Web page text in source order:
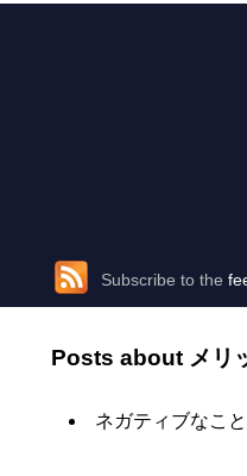
Subscribe to the
Posts about メリ
ネガティブなこ